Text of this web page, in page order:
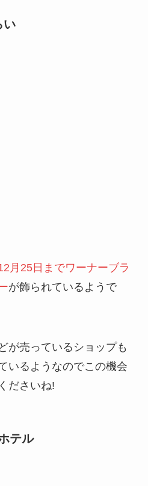
い
月25日までワーナーブラ
が飾られているようで
が売っているショップも
いるようなのでこの機会
ださいね!
テル